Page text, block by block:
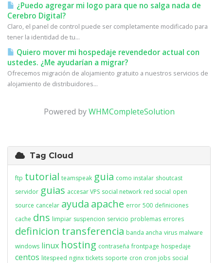
¿Puedo agregar mi logo para que no salga nada de
Cerebro Digital?
Claro, el panel de control puede ser completamente modificado para
tener la identidad de tu...
Quiero mover mi hospedaje revendedor actual con
ustedes. ¿Me ayudarían a migrar?
Ofrecemos migración de alojamiento gratuito a nuestros servicios de
alojamiento de distribuidores...
Powered byWHMCompleteSolution
Tag Cloud
ftp tutorial teamspeak guia como instalar shoutcast
servidor guias accesar VPS social network red social open
source cancelar ayuda apache error 500 definiciones
cache dns limpiar suspencion servicio problemas errores
definicion transferencia banda ancha virus malware
windows linux hosting contraseña frontpage hospedaje
centos litespeed nginx tickets soporte cron cron jobs social